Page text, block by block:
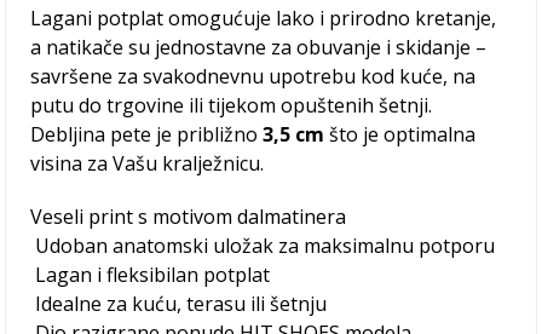
Lagani potplat omogućuje lako i prirodno kretanje,
a natikače su jednostavne za obuvanje i skidanje –
savršene za svakodnevnu upotrebu kod kuće, na
putu do trgovine ili tijekom opuštenih šetnji.
Debljina pete je približno3,5 cm što je optimalna
visina za Vašu kralježnicu.
Veseli print s motivom dalmatinera
Udoban anatomski uložak za maksimalnu potporu
Lagan i fleksibilan potplat
Idealne za kuću, terasu ili šetnju